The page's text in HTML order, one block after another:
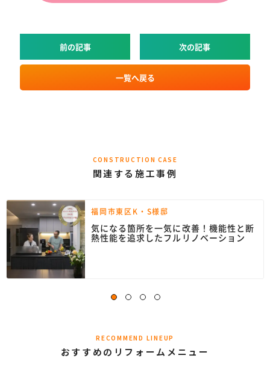
前の記事 次の記事
一覧へ戻る
CONSTRUCTION CASE
関連する施工事例
福岡市東区K・S様邸
気になる箇所を一気に改善！機能性と断
熱性能を追求したフルリノベーション
RECOMMEND LINEUP
おすすめのリフォームメニュー